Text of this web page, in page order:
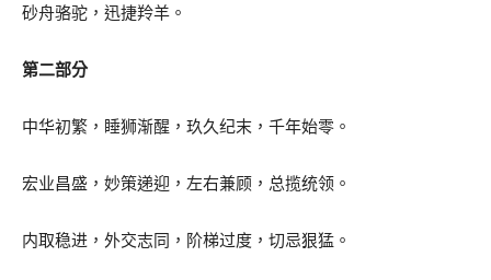
砂舟骆驼，迅捷羚羊。
第二部分
中华初繁，睡狮渐醒，玖久纪末，千年始零。
宏业昌盛，妙策递迎，左右兼顾，总揽统领。
内取稳进，外交志同，阶梯过度，切忌狠猛。